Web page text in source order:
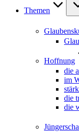
Themen
Hoffnung
die
im
die
die